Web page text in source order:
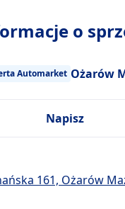
o
Automarket Ożarów
Napisz
161, Ożarów